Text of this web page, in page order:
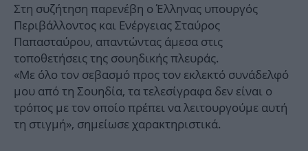
Στη συζήτηση παρενέβη ο Έλληνας υπουργός
Περιβάλλοντος και Ενέργειας Σταύρος
Παπασταύρου, απαντώντας άμεσα στις
τοποθετήσεις της σουηδικής πλευράς.
«Με όλο τον σεβασμό προς τον εκλεκτό συνάδελφό
μου από τη Σουηδία, τα τελεσίγραφα δεν είναι ο
τρόπος με τον οποίο πρέπει να λειτουργούμε αυτή
τη στιγμή», σημείωσε χαρακτηριστικά.